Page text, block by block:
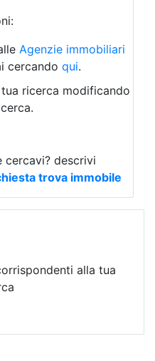
Agenzie immobiliari
cercando qui.
ricerca modificando
cercavi? descrivi
trova immobile
alla tua